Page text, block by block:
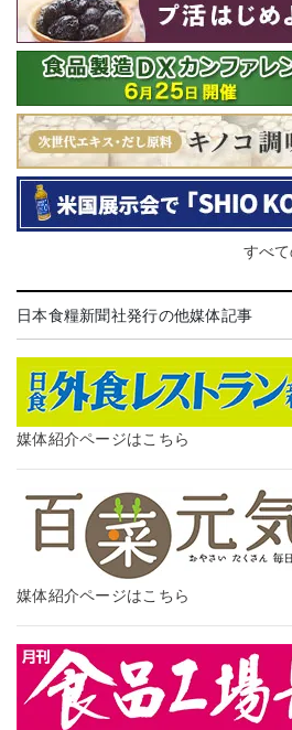
すべ
日本食糧新聞社発行の他媒体記事
媒体紹介ページはこちら
媒体紹介ページはこちら